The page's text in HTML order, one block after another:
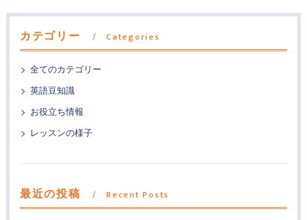
カテゴリー Categories
全てのカテゴリー
英語豆知識
お役立ち情報
レッスンの様子
最近の投稿 Recent Posts